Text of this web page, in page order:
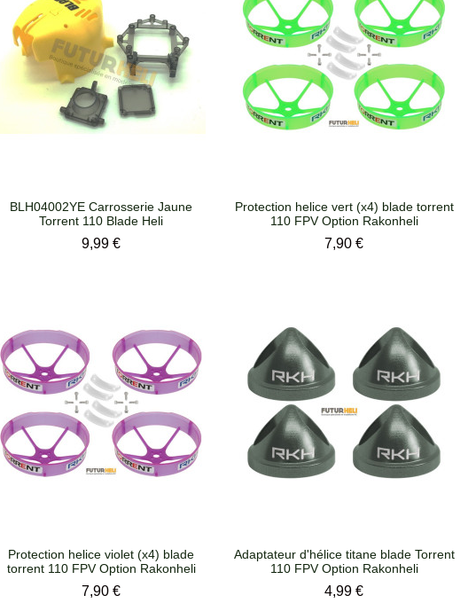
BLH04002YE Carrosserie Jaune
Torrent 110 Blade Heli
Prix
9,99 €
Protection helice vert (x4) blade torrent
110 FPV Option Rakonheli
Prix
7,90 €
Protection helice violet (x4) blade
torrent 110 FPV Option Rakonheli
Prix
7,90 €
Adaptateur d'hélice titane blade Torrent
110 FPV Option Rakonheli
Prix
4,99 €